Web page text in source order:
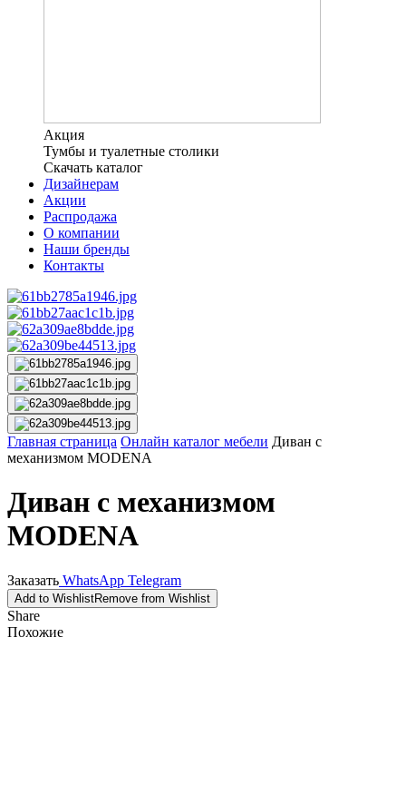
Акция
Тумбы и туалетные столики
Скачать каталог
Дизайнерам
Акции
Распродажа
О компании
Наши бренды
Контакты
Главная страница Онлайн каталог мебели Диван с
механизмом MODENA
Диван с механизмом
MODENA
Заказать WhatsApp Telegram
Add to WishlistRemove from Wishlist
Share
Похожие